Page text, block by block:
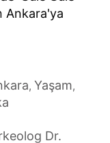
Ankara'ya
, Yaşam,
Dr.